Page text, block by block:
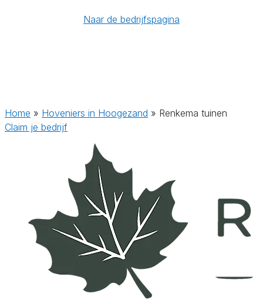
Naar de bedrijfspagina
Home » Hoveniers in Hoogezand » Renkema tuinen
Claim je bedrijf